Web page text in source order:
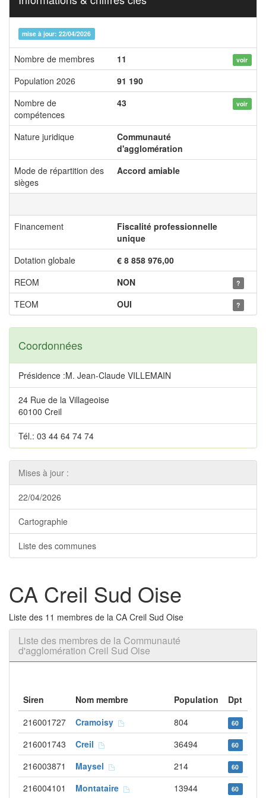
mise à jour: 22/04/2026
Nombre de membres 11 voir
Population 2026
91 190
Nombre de
compétences
43 voir
Nature juridique
Communauté
d'agglomération
Mode de répartition des
sièges
Accord amiable
Financement
Fiscalité professionnelle
unique
Dotation globale
€ 8 858 976,00
REOM
NON ?
TEOM OUI ?
Coordonnées
Présidence :M. Jean-Claude VILLEMAIN
24 Rue de la Villageoise
60100 Creil
Tél.: 03 44 64 74 74
Mises à jour :
22/04/2026
Cartographie
Liste des communes
CA Creil Sud Oise
Liste des 11 membres de la CA Creil Sud Oise
Liste des membres de la Communauté
d'agglomération Creil Sud Oise
Siren Nom membre Population
Dpt
216001727
Cramoisy 804 60
216001743 Creil 36494 60
216003871 Maysel 214 60
216004101 Montataire 13944 60